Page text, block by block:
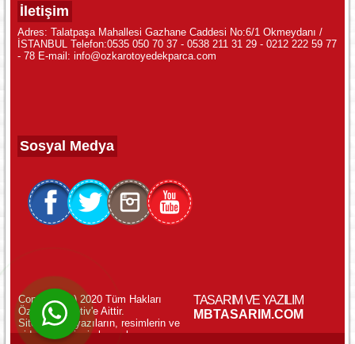
WhatsApp ile Online Destek!
İletişim
Adres: Talatpaşa Mahallesi Gazhane Caddesi No:6/1 Okmeydanı /
İSTANBUL Telefon:0535 050 70 37 - 0538 211 31 29 - 0212 222 59 77
- 78 E-mail: info@ozkarotoyedekparca.com
Sosyal Medya
Copyright (c) 2020 Tüm Hakları
Özkar Otomotiv'e Aittir.
Sitemizdeki yazıların, resimlerin ve
videoların izinsiz kopyalanması
TASARIM VE YAZILIM
MBTASARIM.COM